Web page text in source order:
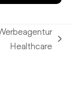
Healthcare